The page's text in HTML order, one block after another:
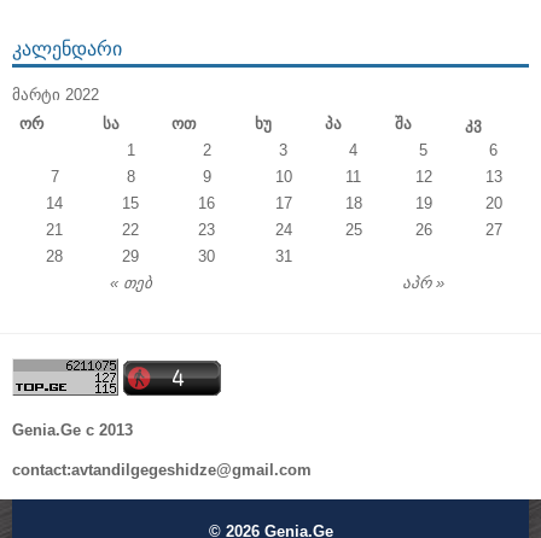
ᲙᲐᲚᲔᲜᲓᲐᲠᲘ
ᲛᲐᲠᲢᲘ 2022
Ორ
Სა Ოთ Ხუ Პა Შა Კვ
« თებ აპრ »
1 2 3 4 5
6
7
8 9 10 11 12
13
14
15 16 17 18 19
20
21
22 23 24 25 26
27
28
29 30 31
Genia.Ge c 2013
contact:avtandilgegeshidze@gmail.com
© 2026 Genia.Ge